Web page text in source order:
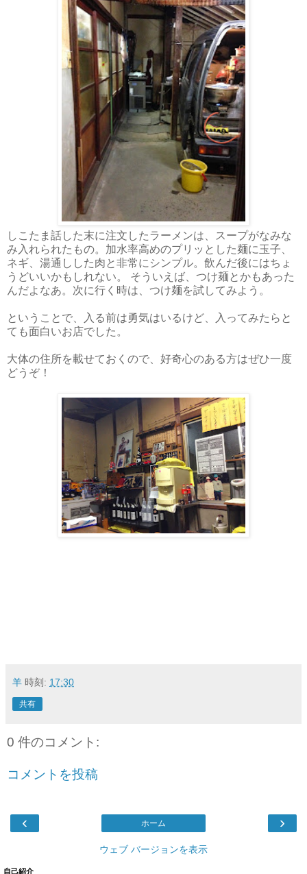
しこたま話した末に注文したラーメンは、スープがなみな
み入れられたもの。加水率高めのプリッとした麺に玉子、
ネギ、湯通しした肉と非常にシンプル。飲んだ後にはちょ
うどいいかもしれない。 そういえば、つけ麺とかもあった
んだよなあ。次に行く時は、つけ麺を試してみよう。
ということで、入る前は勇気はいるけど、入ってみたらと
ても面白いお店でした。
大体の住所を載せておくので、好奇心のある方はぜひ一度
どうぞ！
羊 時刻: 17:30
共有
0 件のコメント:
コメントを投稿
‹ ›
ホーム
ウェブ バージョンを表示
自己紹介